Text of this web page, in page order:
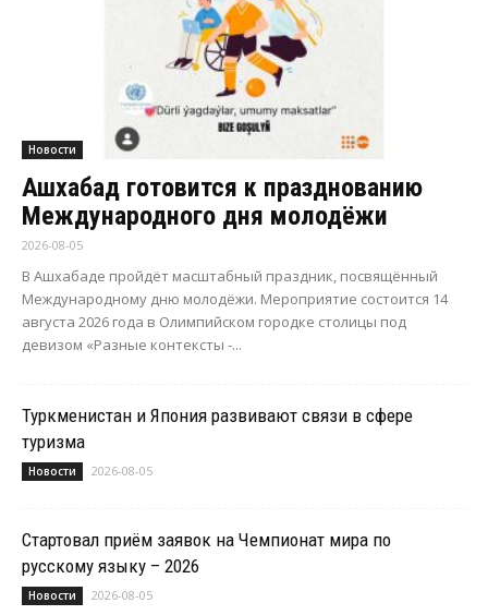
Новости
Ашхабад готовится к празднованию
Международного дня молодёжи
2026-08-05
В Ашхабаде пройдёт масштабный праздник, посвящённый
Международному дню молодёжи. Мероприятие состоится 14
августа 2026 года в Олимпийском городке столицы под
девизом «Разные контексты -...
Туркменистан и Япония развивают связи в сфере
туризма
Новости 2026-08-05
Стартовал приём заявок на Чемпионат мира по
русскому языку – 2026
Новости 2026-08-05